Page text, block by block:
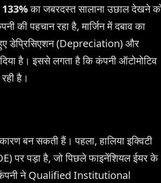
133%का जबरदस्त सालाना उछाल देखने
की पहचान रहा है, मार्जिन में दबाव का
डेप्रिसिएशन (Depreciation) और
है। इससे लगता है कि कंपनी ऑटोमोटिव
है।
बन सकती हैं। पहला, हालिया इक्विटी
पर पड़ा है, जो पिछले फाइनेंशियल ईयर के
कंपनी ने Qualified Institutional